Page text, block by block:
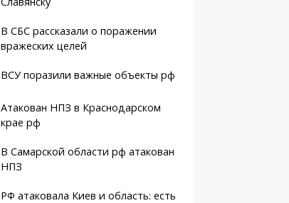
В СБС рассказали о поражении
вражеских целей
ВСУ поразили важные объекты рф
Атакован НПЗ в Краснодарском
крае рф
В Самарской области рф атакован
НПЗ
РФ атаковала Киев и область: есть